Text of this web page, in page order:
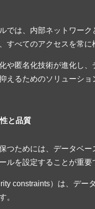
では、内部ネットワーク
すべてのアクセスを常に
や匿名化技術が進化し、
えるためのソリューショ
と品質
つためには、データベー
ルを設定することが重要
constraints）は、デー
。